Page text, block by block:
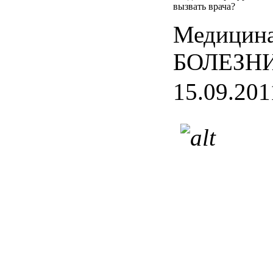
вызвать врача?